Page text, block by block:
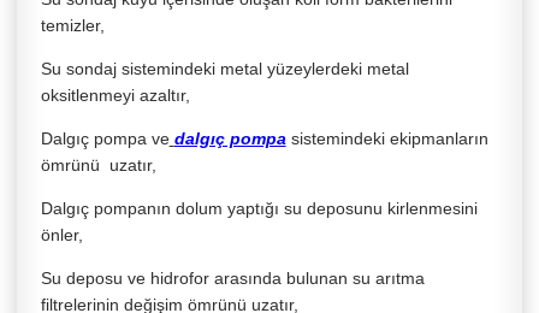
temizler,
Su sondaj sistemindeki metal yüzeylerdeki metal
oksitlenmeyi azaltır,
Dalgıç pompa ve dalgıç pompa sistemindeki ekipmanların
ömrünü uzatır,
Dalgıç pompanın dolum yaptığı su deposunu kirlenmesini
önler,
Su deposu ve hidrofor arasında bulunan su arıtma
filtrelerinin değişim ömrünü uzatır,